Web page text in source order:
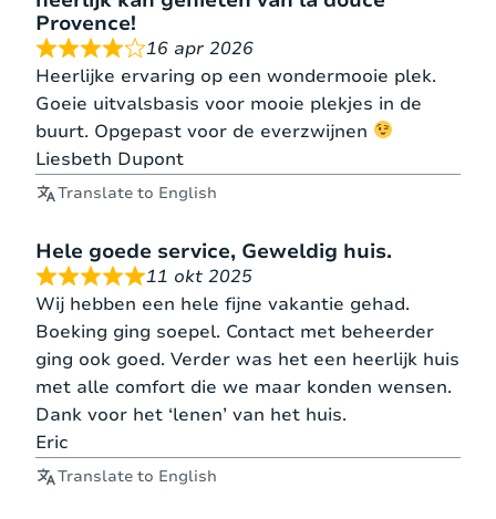
koelkast en een apart toilet.
Voor de kinderen is er een kinderstoel en
kinderbed. Er staan Nederlandse- en Engelse
dvd’s.
BEDMATEN
Slaapkamer 1 –
BGG
2
persoonsbed
1 matras
Slaapkamer 2 –
BGG
persoonsbed
1 matras
Slaapkamer 3 –
BGG
persoonsbed
1 matras
Provence!
16 apr 2026
Heerlijke ervaring op een wondermooie plek.
Goeie uitvalsbasis voor mooie plekjes in de
buurt. Opgepast voor de everzwijnen
Liesbeth Dupont
Translate to English
Hele goede service, Geweldig huis.
11 okt 2025
Wij hebben een hele fijne vakantie gehad.
Boeking ging soepel. Contact met beheerder
ging ook goed. Verder was het een heerlijk huis
met alle comfort die we maar konden wensen.
Dank voor het ‘lenen’ van het huis.
Eric
Translate to English